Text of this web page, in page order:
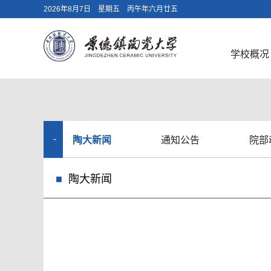
2026年8月7日 星期五 丙午年六月廿五
学校概况
新
陶大新闻 通知公告 院
陶大新闻